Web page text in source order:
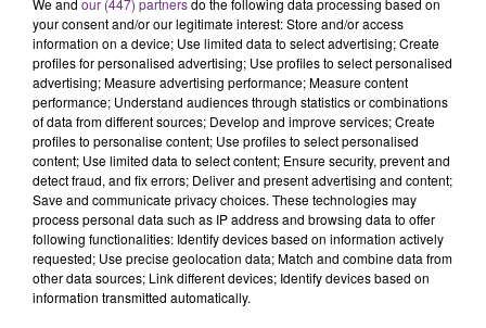
rémois. Le magasin JouéClub est contraint de
fermer ses portes.
TITRES DIFFUSÉS
14h10
14h10 14h06
14h06
We and our (447) partnersdo the following data processing based on
your consent and/or our legitimate interest: Store and/or access
information on a device; Use limited data to select advertising; Create
profiles for personalised advertising; Use profiles to select personalised
advertising; Measure advertising performance; Measure content
performance; Understand audiences through statistics or combinations
of data from different sources; Develop and improve services; Create
profiles to personalise content; Use profiles to select personalised
content; Use limited data to select content; Ensure security, prevent and
detect fraud, and fix errors; Deliver and present advertising and content;
Save and communicate privacy choices. These technologies may
process personal data such as IP address and browsing data to offer
following functionalities: Identify devices based on information actively
requested; Use precise geolocation data; Match and combine data from
other data sources; Link different devices; Identify devices based on
information transmitted automatically.